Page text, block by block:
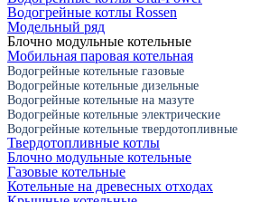
Водогрейные котлы Rossen
Модельный ряд
Блочно модульные котельные
Мобильная паровая котельная
Водогрейные котельные газовые
Водогрейные котельные дизельные
Водогрейные котельные на мазуте
Водогрейные котельные электрические
Водогрейные котельные твердотопливные
Твердотопливные котлы
Блочно модульные котельные
Газовые котельные
Котельные на древесных отходах